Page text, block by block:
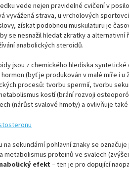
vede nejen pravidelné cvičení v
vyvážená strava, u vrcholových
získat podobnou muskulaturu je
se nesnažil hledat zkratky a alternativní
anabolických steroidů.
jsou z chemického hlediska
(byť je produkován v malé míře i
procesů: tvorbu spermií, tvorbu
kostí (brání rozvoji
(nárůst svalové hmoty) a ovlivňuje
sekundární pohlavní znaky se označuje
metabolismus proteinů ve svalech
efekt – ten je pro dopující